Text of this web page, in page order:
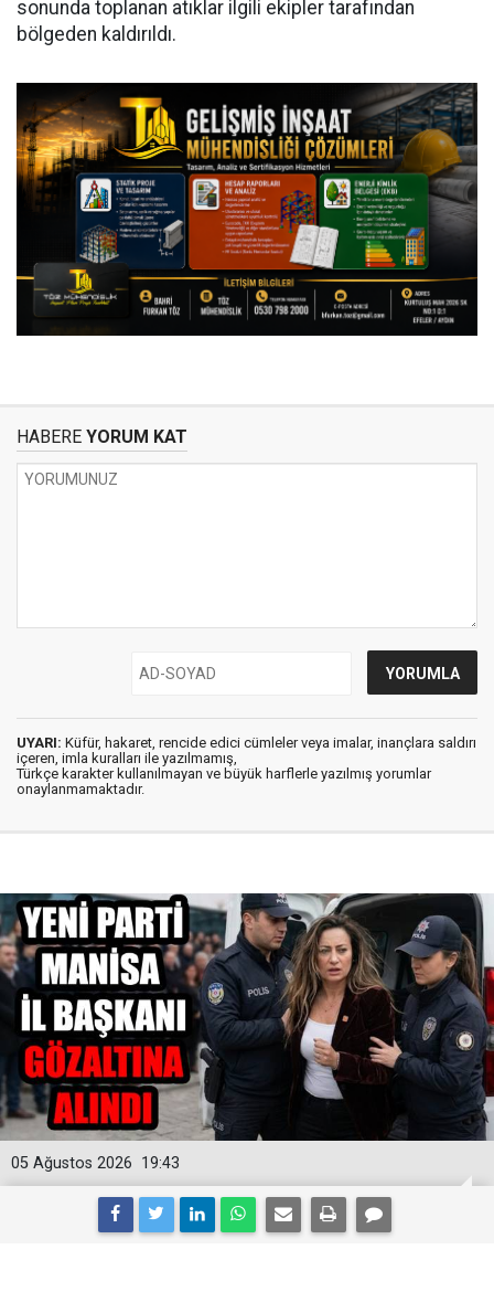
sonunda toplanan atıklar ilgili ekipler tarafından
bölgeden kaldırıldı.
HABERE YORUM KAT
UYARI: Küfür, hakaret, rencide edici cümleler veya imalar, inançlara saldırı
içeren, imla kuralları ile yazılmamış,
Türkçe karakter kullanılmayan ve büyük harflerle yazılmış yorumlar
onaylanmamaktadır.
19:43
05 Ağustos 2026